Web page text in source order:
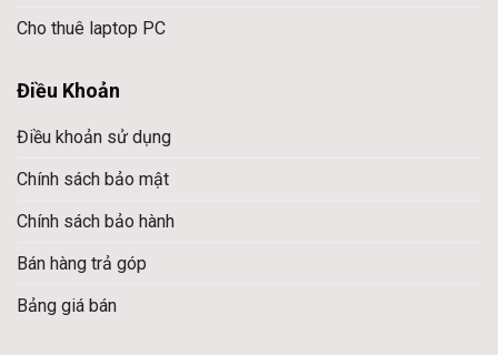
Cho thuê laptop PC
Điều Khoản
Điều khoản sử dụng
Chính sách bảo mật
Chính sách bảo hành
Bán hàng trả góp
Bảng giá bán